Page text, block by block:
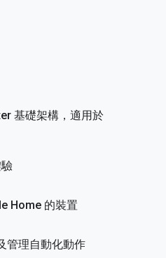
基礎架構，適用於
Home 的裝置
管理自動化動作